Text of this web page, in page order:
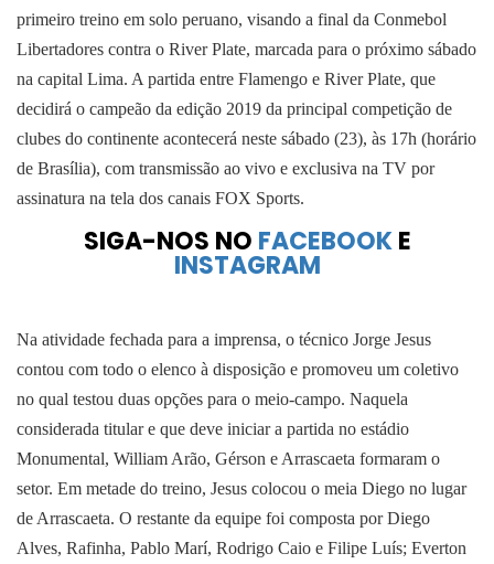
primeiro treino em solo peruano, visando a final da Conmebol
Libertadores contra o River Plate, marcada para o próximo sábado
na capital Lima. A partida entre Flamengo e River Plate, que
decidirá o campeão da edição 2019 da principal competição de
clubes do continente acontecerá neste sábado (23), às 17h (horário
de Brasília), com transmissão ao vivo e exclusiva na TV por
assinatura na tela dos canais FOX Sports.
SIGA-NOS NO FACEBOOKE
INSTAGRAM
Na atividade fechada para a imprensa, o técnico Jorge Jesus
contou com todo o elenco à disposição e promoveu um coletivo
no qual testou duas opções para o meio-campo. Naquela
considerada titular e que deve iniciar a partida no estádio
Monumental, William Arão, Gérson e Arrascaeta formaram o
setor. Em metade do treino, Jesus colocou o meia Diego no lugar
de Arrascaeta. O restante da equipe foi composta por Diego
Alves, Rafinha, Pablo Marí, Rodrigo Caio e Filipe Luís; Everton